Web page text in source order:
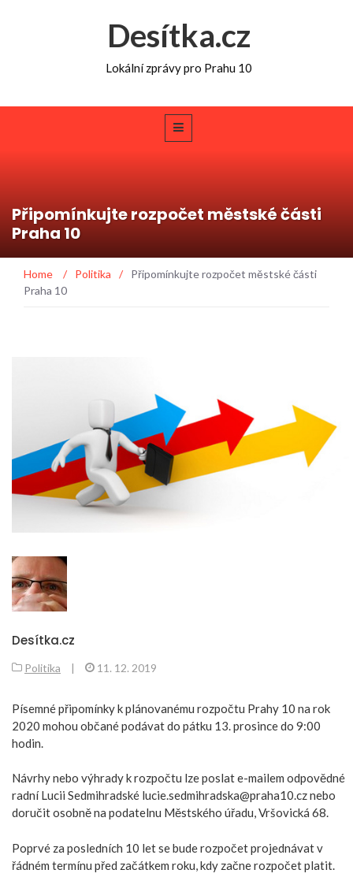
Desítka.cz
Lokální zprávy pro Prahu 10
Připomínkujte rozpočet městské části
Praha 10
Home / Politika /
Připomínkujte rozpočet městské části
Praha 10
Desítka.cz
Politika | 11. 12. 2019
Písemné připomínky k plánovanému rozpočtu Prahy 10 na rok
2020 mohou občané podávat do pátku 13. prosince do 9:00
hodin.
Návrhy nebo výhrady k rozpočtu lze poslat e-mailem odpovědné
radní Lucii Sedmihradské lucie.sedmihradska@praha10.cz nebo
doručit osobně na podatelnu Městského úřadu, Vršovická 68.
Poprvé za posledních 10 let se bude rozpočet projednávat v
řádném termínu před začátkem roku, kdy začne rozpočet platit.